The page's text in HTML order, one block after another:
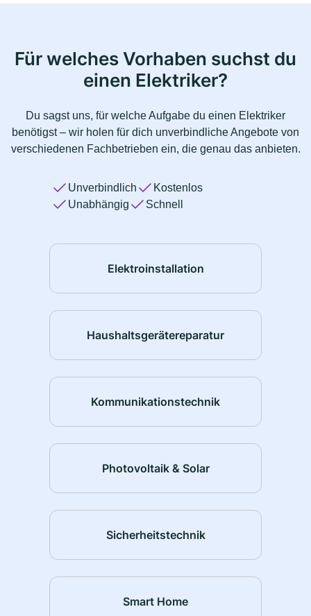
Für welches Vorhaben suchst du
einen Elektriker?
Du sagst uns, für welche Aufgabe du einen Elektriker
benötigst – wir holen für dich unverbindliche Angebote von
verschiedenen Fachbetrieben ein, die genau das anbieten.
Unverbindlich
Kostenlos
Unabhängig
Schnell
Elektroinstallation
Haushaltsgerätereparatur
Kommunikationstechnik
Photovoltaik & Solar
Sicherheitstechnik
Smart Home